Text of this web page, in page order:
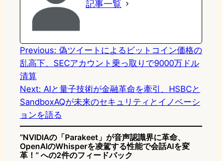
d
n
k
k
記事一覧
Previous: 偽ツイートによるビットコイン価格の
乱高下、SECアカウント乗っ取りで9000万ドル
清算
Next: AIと量子技術が金融革命を牽引、HSBCと
SandboxAQが未来のセキュリティとイノベーシ
ョンを語る
“NVIDIAの「Parakeet」が音声認識界に革命、
OpenAIのWhisperを凌駕する性能で会話AIを変
革！” への2件のフィードバック